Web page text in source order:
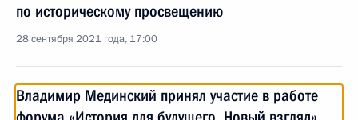
по историческому просвещению
28 сентября 2021 года, 17:00
Владимир Мединский принял участие в работе